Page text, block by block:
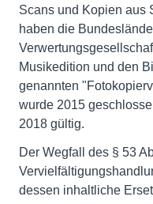
Scans und Kopien aus
haben die
Musikedition und den
genannten
wurde 2015
2018 gültig.
Der Wegfall des § 53
dessen inhaltliche